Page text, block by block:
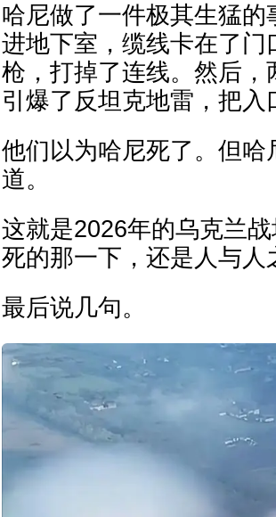
哈尼做了一件极其生猛
进地下室，缆线卡在了
枪，打掉了连线。然后
引爆了反坦克地雷，把入
他们以为哈尼死了。但
道。
这就是2026年的乌克兰
死的那一下，还是人与人
最后说几句。